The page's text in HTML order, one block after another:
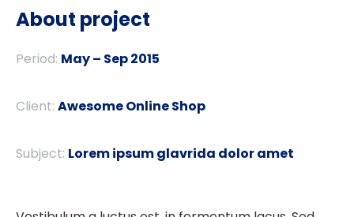
About project
Period: May – Sep 2015
Client: Awesome Online Shop
Subject: Lorem ipsum glavrida dolor amet